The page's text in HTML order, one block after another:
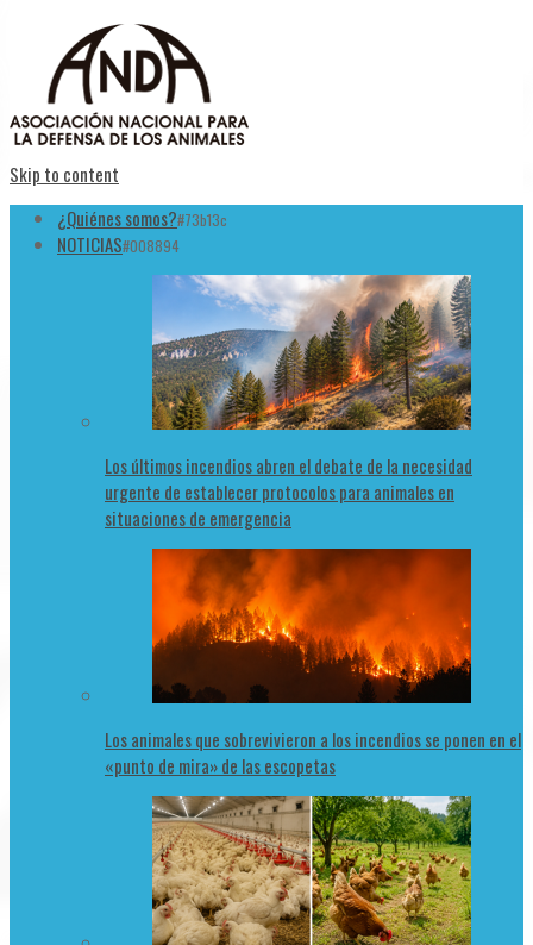
Skip to content
¿Quiénes somos?#73b13c
NOTICIAS#008894
Los últimos incendios abren el debate de la necesidad
urgente de establecer protocolos para animales en
situaciones de emergencia
Los animales que sobrevivieron a los incendios se ponen en el
«punto de mira» de las escopetas